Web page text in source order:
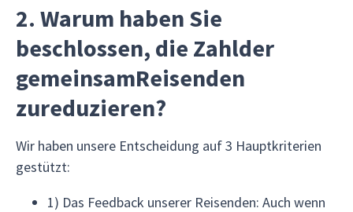
2. Warum haben Sie
beschlossen, die Zahlder
gemeinsamReisenden
zureduzieren?
Wir haben unsere Entscheidung auf 3 Hauptkriterien
gestützt:
1) Das Feedback unserer Reisenden: Auch wenn